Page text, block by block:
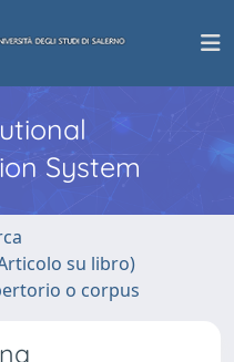
System
su libro)
o corpus